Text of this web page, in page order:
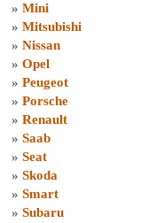
» Mini
» Mitsubishi
» Nissan
» Opel
» Peugeot
» Porsche
» Renault
» Saab
» Seat
» Skoda
» Smart
» Subaru